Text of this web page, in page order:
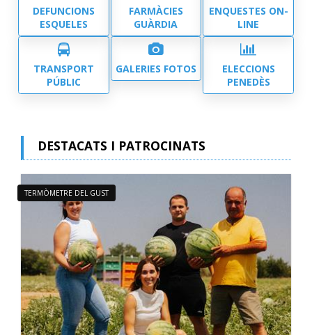
DEFUNCIONS
ESQUELES
FARMÀCIES
GUÀRDIA
ENQUESTES ON-
LINE
TRANSPORT
PÚBLIC
GALERIES FOTOS
ELECCIONS
PENEDÈS
DESTACATS I PATROCINATS
TERMÒMETRE DEL GUST